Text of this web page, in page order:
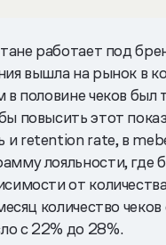
работает под
вышла на рынок в
в половине чеков был
повысить этот
и retention rate, в
лояльности, где
от
количество
с 22% до 28%.